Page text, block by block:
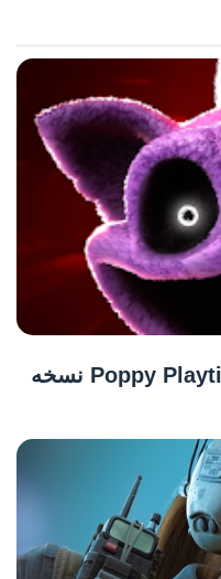
دانلود بازی Poppy Playtime: Chapter 3 نسخه